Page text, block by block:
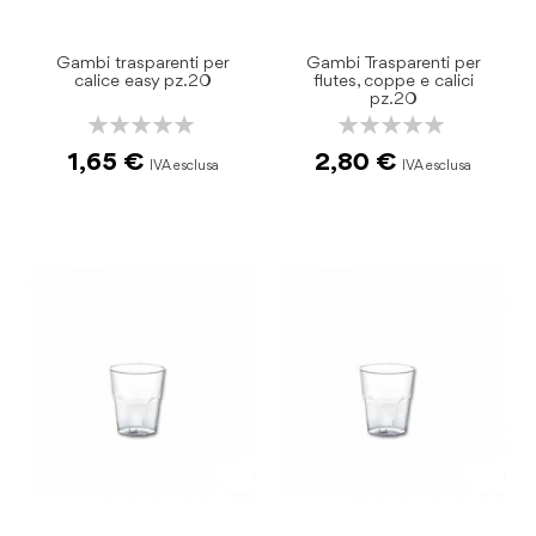
Gambi trasparenti per
calice easy pz.20
Rating:
1,65 €
Gambi Trasparenti per
flutes, coppe e calici
pz.20
Rating:
2,80 €